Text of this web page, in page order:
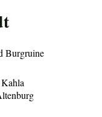
Burgruine